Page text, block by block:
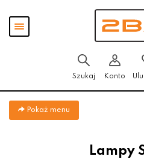
Pokaż
menu
Szukaj Konto
Pokaż menu
Lampy